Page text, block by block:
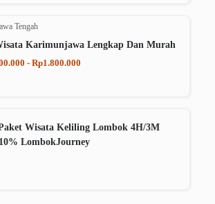
Tengah
Karimunjawa Lengkap Dan Murah
- Rp1.800.000
Wisata Keliling Lombok 4H/3M
LombokJourney